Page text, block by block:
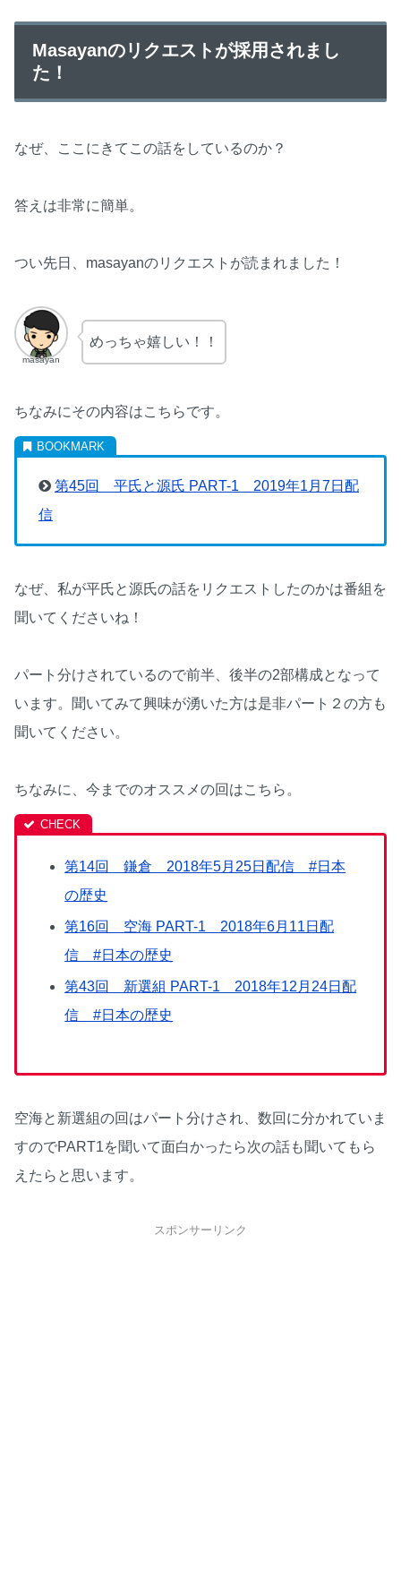
Masayanのリクエストが採用されまし
た！
なぜ、ここにきてこの話をしているのか？
答えは非常に簡単。
つい先日、masayanのリクエストが読まれました！
masayan
めっちゃ嬉しい！！
ちなみにその内容はこちらです。
第45回 平氏と源氏 PART-1 2019年1月7日配
信
なぜ、私が平氏と源氏の話をリクエストしたのかは番組を
聞いてくださいね！
パート分けされているので前半、後半の2部構成となって
います。聞いてみて興味が湧いた方は是非パート２の方も
聞いてください。
ちなみに、今までのオススメの回はこちら。
第14回 鎌倉 2018年5月25日配信 #日本
の歴史
第16回 空海 PART-1 2018年6月11日配
信 #日本の歴史
第43回 新選組 PART-1 2018年12月24日配
信 #日本の歴史
空海と新選組の回はパート分けされ、数回に分かれていま
すのでPART1を聞いて面白かったら次の話も聞いてもら
えたらと思います。
スポンサーリンク